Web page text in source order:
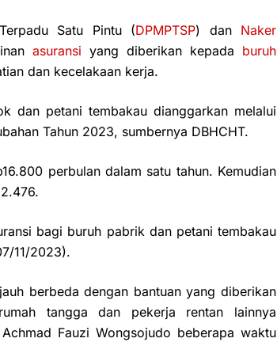
Satu Pintu (DPMPTSP) dan Naker
asuransi yang diberikan kepada buruh
dan kecelakaan kerja.
dan petani tembakau dianggarkan melalui
Tahun 2023, sumbernya DBHCHT.
perbulan dalam satu tahun. Kemudian
bagi buruh pabrik dan petani tembakau
11/2023).
berbeda dengan bantuan yang diberikan
tangga dan pekerja rentan lainnya
Fauzi Wongsojudo beberapa waktu